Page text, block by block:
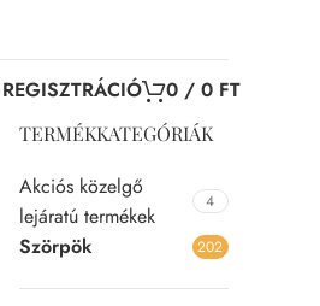
0 / 0 FT
TERMÉKKATEGÓRIÁK
Akciós közelgő
lejáratú termékek
4
Szörpök 202